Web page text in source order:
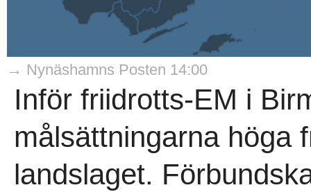
→ Nynäshamns Posten 14:00
Inför friidrotts-EM i
målsättningarna höga
landslaget.